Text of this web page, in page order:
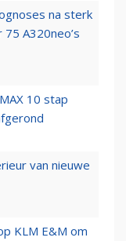
na sterk
A320neo’s
10 stap
van nieuwe
KLM E&M om